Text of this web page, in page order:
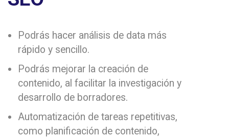
Podrás hacer análisis de data más
rápido y sencillo.
Podrás mejorar la creación de
contenido, al facilitar la investigación y
desarrollo de borradores.
Automatización de tareas repetitivas,
como planificación de contenido,